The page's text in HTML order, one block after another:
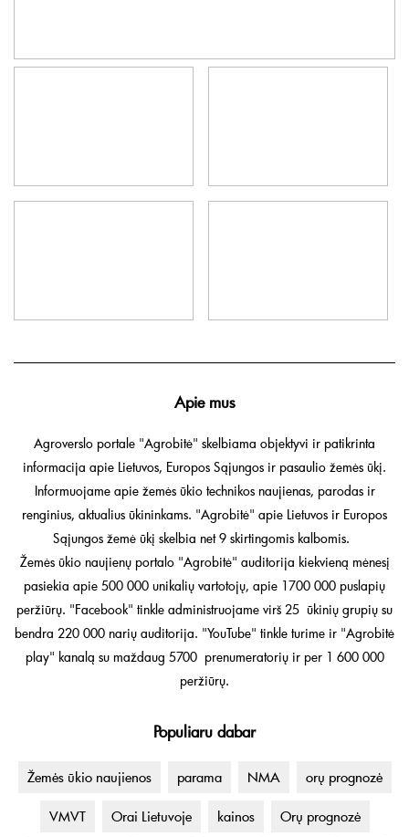
Apie mus
Agroverslo portale "Agrobitė" skelbiama objektyvi ir patikrinta
informacija apie Lietuvos, Europos Sąjungos ir pasaulio žemės ūkį.
Informuojame apie žemės ūkio technikos naujienas, parodas ir
renginius, aktualius ūkininkams. "Agrobitė" apie Lietuvos ir Europos
Sąjungos žemė ūkį skelbia net 9 skirtingomis kalbomis.
Žemės ūkio naujienų portalo "Agrobitė" auditorija kiekvieną mėnesį
pasiekia apie 500 000 unikalių vartotojų, apie 1700 000 puslapių
peržiūrų. "Facebook" tinkle administruojame virš 25 ūkinių grupių su
bendra 220 000 narių auditorija. "YouTube" tinkle turime ir "Agrobitė
play" kanalą su maždaug 5700 prenumeratorių ir per 1 600 000
peržiūrų.
Populiaru dabar
Žemės ūkio naujienos parama NMA orų prognozė
VMVT Orai Lietuvoje kainos Orų prognozė